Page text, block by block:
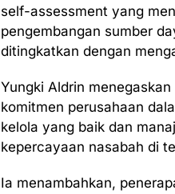
self-assessment yang
pengembangan sumber
ditingkatkan dengan
Yungki Aldrin
komitmen perusahaan
kelola yang baik dan
kepercayaan nasabah di
Ia menambahkan,